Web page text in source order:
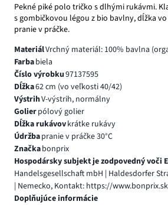
Pekné piké polo tričko s dlhými rukávmi.
s gombičkovou légou z bio bavlny, dĺžka vo
pranie v práčke.
MateriálVrchný materiál: 100% bavlna
Farbabiela
Číslo výrobku97137595
Dĺžka62 cm (vo veľkosti 40/42)
VýstrihV-výstrih, normálny
Golierpólový golier
Dĺžka rukávovkrátke rukávy
Údržbapranie v práčke 30°C
Značkabonprix
Hospodársky subjekt je zodpovedný voči
Handelsgesellschaft mbH | Haldesdorfer
| Nemecko, Kontakt: https://
Doplňujúce informácie